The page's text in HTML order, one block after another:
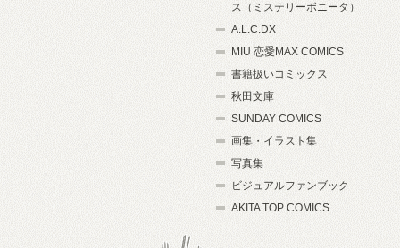
ス（ミステリーボニータ）
A.L.C.DX
MIU 恋愛MAX COMICS
書籍扱いコミックス
秋田文庫
SUNDAY COMICS
画集・イラスト集
写真集
ビジュアルファンブック
AKITA TOP COMICS